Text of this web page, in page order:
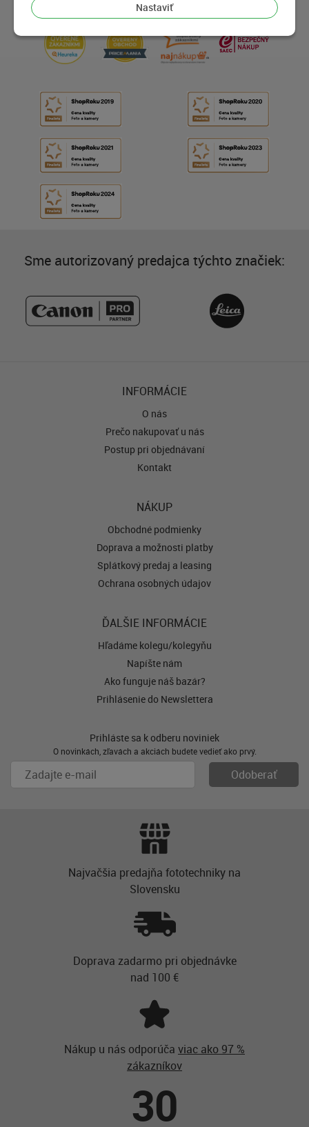
Nastaviť
Sme autorizovaný predajca týchto značiek:
INFORMÁCIE
O nás
Prečo nakupovať u nás
Postup pri objednávaní
Kontakt
NÁKUP
Obchodné podmienky
Doprava a možnosti platby
Splátkový predaj a leasing
Ochrana osobných údajov
ĎALŠIE INFORMÁCIE
Hľadáme kolegu/kolegyňu
Napíšte nám
Ako funguje náš bazár?
Prihlásenie do Newslettera
Prihláste sa k odberu noviniek
O novinkách, zľavách a akciách budete vedieť ako prvý.
Najvačšia predajňa fototechniky na
Slovensku
Doprava zadarmo pri objednávke
nad 100 €
Nákup u nás odporúča viac ako 97 %
zákazníkov
30